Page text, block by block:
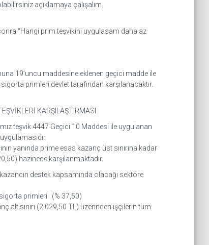
açıklamaya çalışalım.
“Hangi prim teşvikini uygulasam daha az
19’uncu maddesine eklenen geçici madde ile
primleri devlet tarafından karşılanacaktır.
KARŞILAŞTIRMASI
teşvik 4447 Geçici 10 Maddesi ile uygulanan
yanında prime esas kazanç üst sınırına kadar
hazinece karşılanmaktadır.
destek kapsamında olacağı sektöre
primleri (% 37,50)
alt sınırı (2.029,50 TL) üzerinden işçilerin tüm